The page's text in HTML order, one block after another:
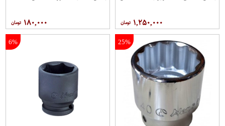
۱,۲۵۰,۰۰۰ ۱۸۰,۰۰۰
25%
6%